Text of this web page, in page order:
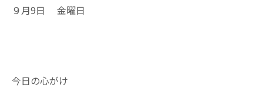
９月9日 金曜日
今日の心がけ